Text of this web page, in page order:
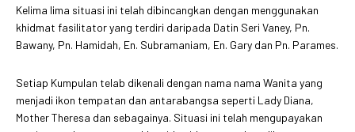
Kelima lima situasi ini telah dibincangkan dengan menggunakan
khidmat fasilitator yang terdiri daripada Datin Seri Vaney, Pn.
Bawany, Pn. Hamidah, En. Subramaniam, En. Gary dan Pn. Parames.
Setiap Kumpulan telab dikenali dengan nama nama Wanita yang
menjadi ikon tempatan dan antarabangsa seperti Lady Diana,
Mother Theresa dan sebagainya. Situasi ini telah mengupayakan